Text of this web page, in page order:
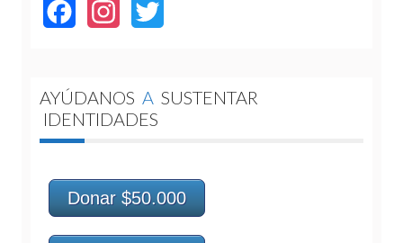
FacebookInstagram
AYÚDANOS A SUSTENTAR
IDENTIDADES
Donar $50.000